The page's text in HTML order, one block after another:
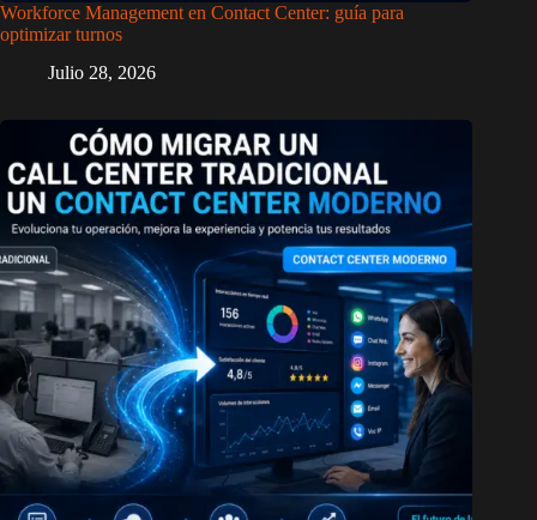
Workforce Management en Contact Center: guía para
optimizar turnos
Julio 28, 2026